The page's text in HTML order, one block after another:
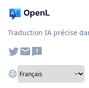
Traduction IA précise